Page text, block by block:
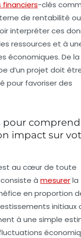
financiers-clés
de rentabilité ou
interpréter ces
ressources et à
économiques. De la
d’un projet doit
pour favoriser des
pour
impact sur
au cœur de toute
à mesurerla
en proportion
initiaux
à une simple